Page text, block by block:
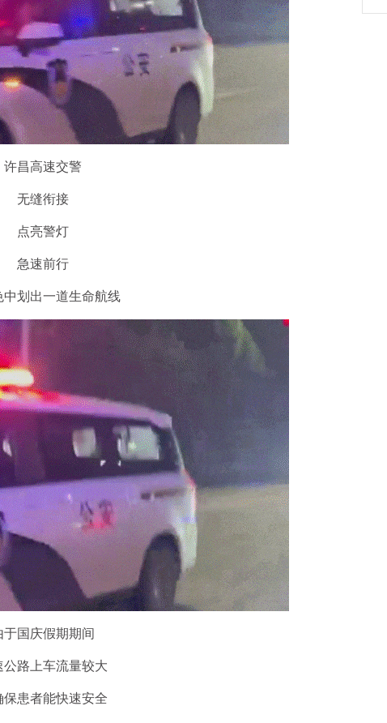
许昌高速交警
无缝衔接
点亮警灯
急速前行
中划出一道生命航线
于国庆假期期间
公路上车流量较大
保患者能快速安全